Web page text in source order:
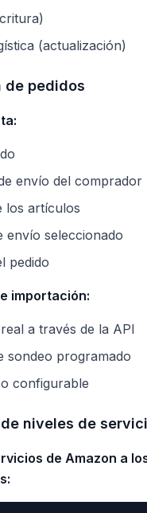
(actualización)
de pedidos
envío del comprador
los artículos
envío seleccionado
pedido
importación:
a través de la API
sondeo programado
configurable
niveles de
de Amazon a